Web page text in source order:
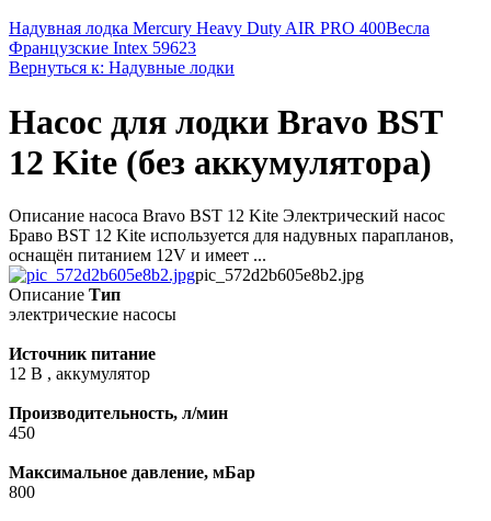
Надувная лодка Mercury Heavy Duty AIR PRO 400Весла
Французские Intex 59623
Вернуться к: Надувные лодки
Насос для лодки Bravo BST
12 Kite (без аккумулятора)
Описание насоса Bravo BST 12 Kite Электрический насос
Браво BST 12 Kite используется для надувных парапланов,
оснащён питанием 12V и имеет ...
pic_572d2b605e8b2.jpg
Описание Тип
электрические насосы
Источник питание
12 В , аккумулятор
Производительность, л/мин
450
Максимальное давление, мБар
800